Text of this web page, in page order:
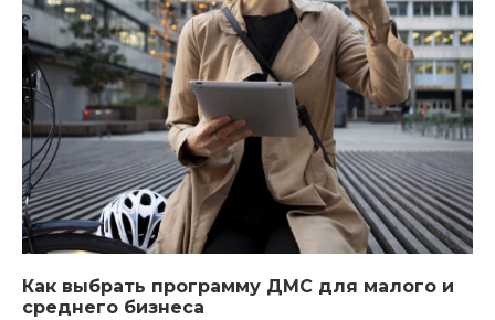
Как выбрать программу ДМС для малого и
среднего бизнеса